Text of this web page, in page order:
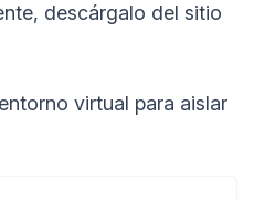
descárgalo del sitio
virtual para aislar